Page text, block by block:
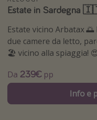
Vacanze con bambini
Vacanze al mare
Viaggi per single
Altri argomenti
Calendario di viaggio
Estate in Sardegna
Estate vicino Arbatax
due camere da letto,
🏖️ vicino alla spiaggia!
Da 239€ pp
Info e